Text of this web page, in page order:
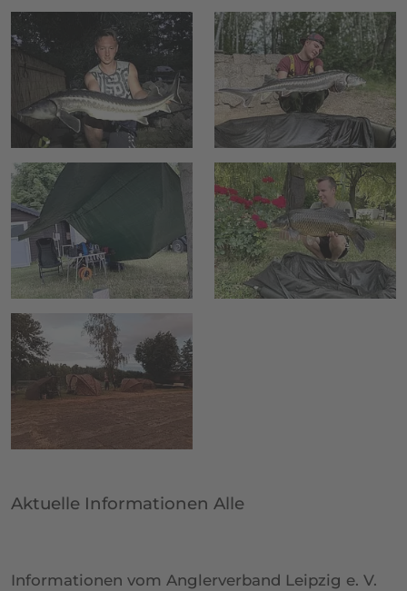
Aktuelle Informationen Alle
Informationen vom Anglerverband Leipzig e. V.